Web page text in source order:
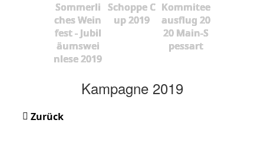
Sommerli
ches Wein
fest - Jubil
äumswei
nlese 2019
Schoppe C
up 2019
Kommitee
ausflug 20
20 Main-S
pessart
Kampagne 2019
Zurück